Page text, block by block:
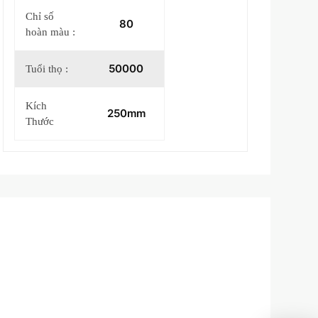
Chỉ số
hoàn màu :
80
Tuổi thọ : 50000
Kích
Thước
250mm